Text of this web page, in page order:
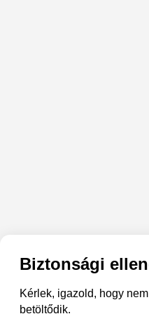
Biztonsági
Kérlek, igazold, hogy
betöltődik.